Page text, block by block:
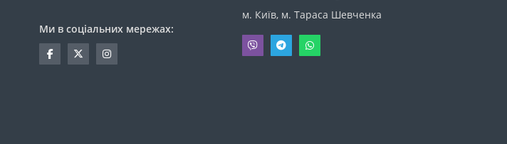
Ми в соціальних мережах:
м. Київ, м. Тараса Шевченка